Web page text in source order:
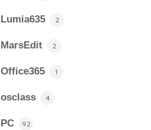
Lumia635 2
MarsEdit 2
Office365 1
osclass 4
PC 92